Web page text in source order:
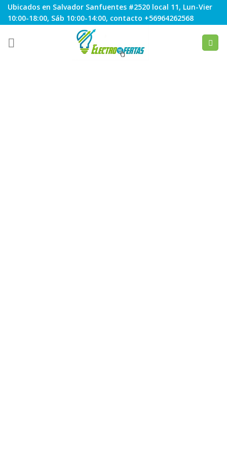
Skip
to
Ubicados en Salvador Sanfuentes #2520 local 11, Lun-Vier
10:00-18:00, Sáb 10:00-14:00, contacto +56964262568